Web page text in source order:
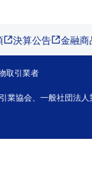
決算公告 金融
取引業者
業協会、一般社団法